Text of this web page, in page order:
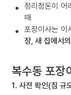
정리정돈이 어
때
포장이사는 이
장, 새 집에서
복수동 포장
1. 사전 확인(짐 규